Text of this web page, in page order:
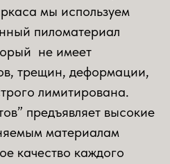
мы используем
пиломатериал
не имеет
трещин, деформации,
лимитирована.
предъявляет высокие
материалам
качество каждого